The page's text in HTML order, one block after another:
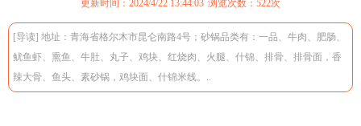
更新时间：2024/4/22 13:44:03 浏览次数： 522次
[导读] 地址：青海省格尔木市昆仑南路4号；砂锅品类有：一品、牛肉、肥肠、
鱿鱼虾、熏鱼、牛肚、丸子、鸡块、红烧肉、火腿、什锦、排骨、排骨面，香
辣大骨、鱼头、素砂锅，鸡块面、什锦米线。..